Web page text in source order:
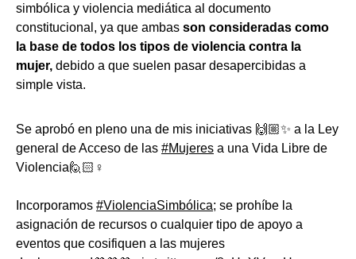
simbólica y violencia mediática al documento
constitucional, ya que ambas son consideradas como
la base de todos los tipos de violencia contra la
mujer, debido a que suelen pasar desapercibidas a
simple vista.
Se aprobó en pleno una de mis iniciativas 🙌🏼✨ a la Ley
general de Acceso de las #Mujeres a una Vida Libre de
Violencia🙋🏻♀️
Incorporamos #ViolenciaSimbólica; se prohíbe la
asignación de recursos o cualquier tipo de apoyo a
eventos que cosifiquen a las mujeres